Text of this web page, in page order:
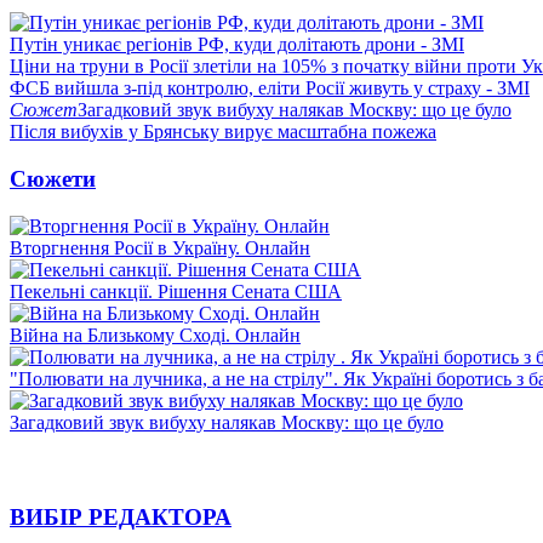
Путін уникає регіонів РФ, куди долітають дрони - ЗМІ
Ціни на труни в Росії злетіли на 105% з початку війни проти
ФСБ вийшла з-під контролю, еліти Росії живуть у страху - ЗМІ
СюжетЗагадковий звук вибуху налякав Москву: що це було
Після вибухів у Брянську вирує масштабна пожежа
Сюжети
Вторгнення Росії в Україну. Онлайн
Пекельні санкції. Рішення Сената США
Війна на Близькому Сході. Онлайн
"Полювати на лучника, а не на стрілу". Як Україні боротись з
Загадковий звук вибуху налякав Москву: що це було
ВИБІР РЕДАКТОРА